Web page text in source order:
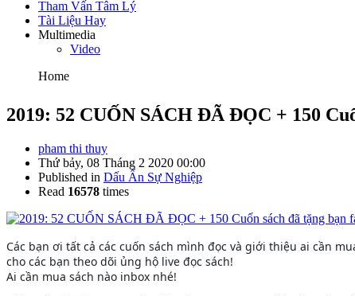
Tham Vấn Tâm Lý
Tài Liệu Hay
Multimedia
Video
Home
2019: 52 CUỐN SÁCH ĐÃ ĐỌC + 150
pham thi thuy
Thứ bảy, 08 Tháng 2 2020 00:00
Published in Dấu Ấn Sự Nghiệp
Read 16578 times
Các bạn ơi tất cả các cuốn sách mình đọc và giới thiệu ai cần
cho các bạn theo dõi ủng hộ live đọc sách!
Ai cần mua sách nào inbox nhé!